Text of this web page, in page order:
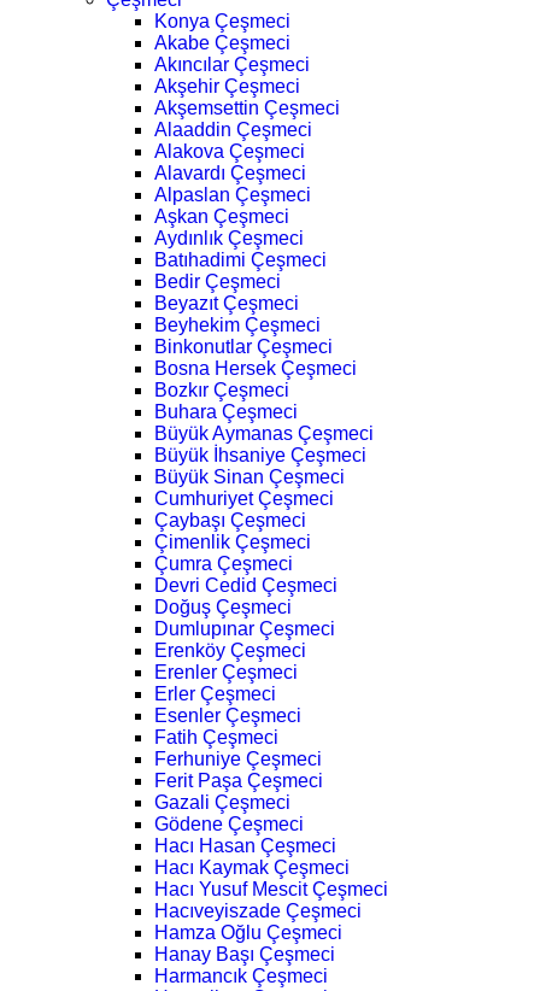
Konya Çeşmeci
Akabe Çeşmeci
Akıncılar Çeşmeci
Akşehir Çeşmeci
Akşemsettin Çeşmeci
Alaaddin Çeşmeci
Alakova Çeşmeci
Alavardı Çeşmeci
Alpaslan Çeşmeci
Aşkan Çeşmeci
Aydınlık Çeşmeci
Batıhadimi Çeşmeci
Bedir Çeşmeci
Beyazıt Çeşmeci
Beyhekim Çeşmeci
Binkonutlar Çeşmeci
Bosna Hersek Çeşmeci
Bozkır Çeşmeci
Buhara Çeşmeci
Büyük Aymanas Çeşmeci
Büyük İhsaniye Çeşmeci
Büyük Sinan Çeşmeci
Cumhuriyet Çeşmeci
Çaybaşı Çeşmeci
Çimenlik Çeşmeci
Çumra Çeşmeci
Devri Cedid Çeşmeci
Doğuş Çeşmeci
Dumlupınar Çeşmeci
Erenköy Çeşmeci
Erenler Çeşmeci
Erler Çeşmeci
Esenler Çeşmeci
Fatih Çeşmeci
Ferhuniye Çeşmeci
Ferit Paşa Çeşmeci
Gazali Çeşmeci
Gödene Çeşmeci
Hacı Hasan Çeşmeci
Hacı Kaymak Çeşmeci
Hacı Yusuf Mescit Çeşmeci
Hacıveyiszade Çeşmeci
Hamza Oğlu Çeşmeci
Hanay Başı Çeşmeci
Harmancık Çeşmeci